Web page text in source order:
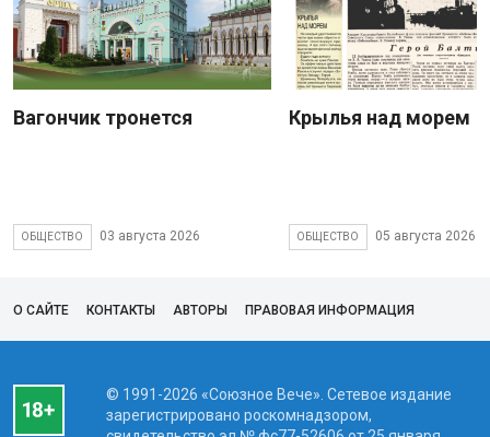
Вагончик тронется
ОБЩЕСТВО 03 августа 2026
Крылья над морем
ОБЩЕСТВО 05 августа 2026
О САЙТЕ КОНТАКТЫ АВТОРЫ ПРАВОВАЯ ИНФОРМАЦИЯ
© 1991-2026 «Союзное Вече». Сетевое издание
зарегистрировано роскомнадзором,